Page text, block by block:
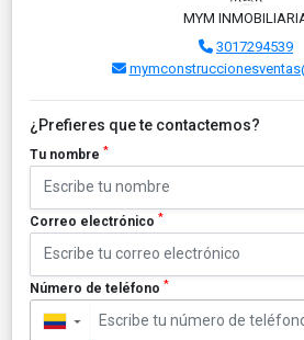
MYM
3017294539
¿Prefieres que te contactemos?
Tu nombre *
Correo electrónico *
Número de teléfono *
▼